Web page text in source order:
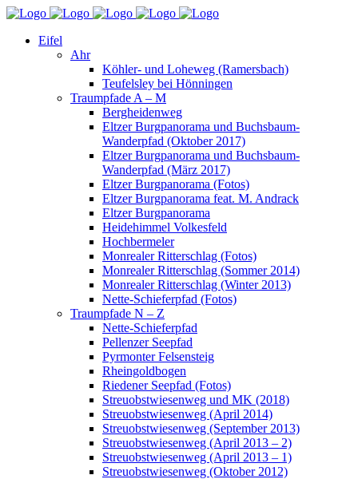
Eifel
Ahr
Köhler- und Loheweg (Ramersbach)
Teufelsley bei Hönningen
Traumpfade A – M
Bergheidenweg
Eltzer Burgpanorama und Buchsbaum-
Wanderpfad (Oktober 2017)
Eltzer Burgpanorama und Buchsbaum-
Wanderpfad (März 2017)
Eltzer Burgpanorama (Fotos)
Eltzer Burgpanorama feat. M. Andrack
Eltzer Burgpanorama
Heidehimmel Volkesfeld
Hochbermeler
Monrealer Ritterschlag (Fotos)
Monrealer Ritterschlag (Sommer 2014)
Monrealer Ritterschlag (Winter 2013)
Nette-Schieferpfad (Fotos)
Traumpfade N – Z
Nette-Schieferpfad
Pellenzer Seepfad
Pyrmonter Felsensteig
Rheingoldbogen
Riedener Seepfad (Fotos)
Streuobstwiesenweg und MK (2018)
Streuobstwiesenweg (April 2014)
Streuobstwiesenweg (September 2013)
Streuobstwiesenweg (April 2013 – 2)
Streuobstwiesenweg (April 2013 – 1)
Streuobstwiesenweg (Oktober 2012)